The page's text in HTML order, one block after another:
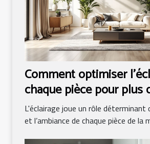
Comment optimiser
chaque pièce pour plus
L'éclairage joue un rôle
et l’ambiance de chaque pièce de la